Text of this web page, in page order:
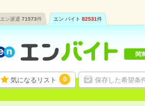
エン派遣 71573件 エン バイト 82531件
気になるリスト 0 保存した希望条
関